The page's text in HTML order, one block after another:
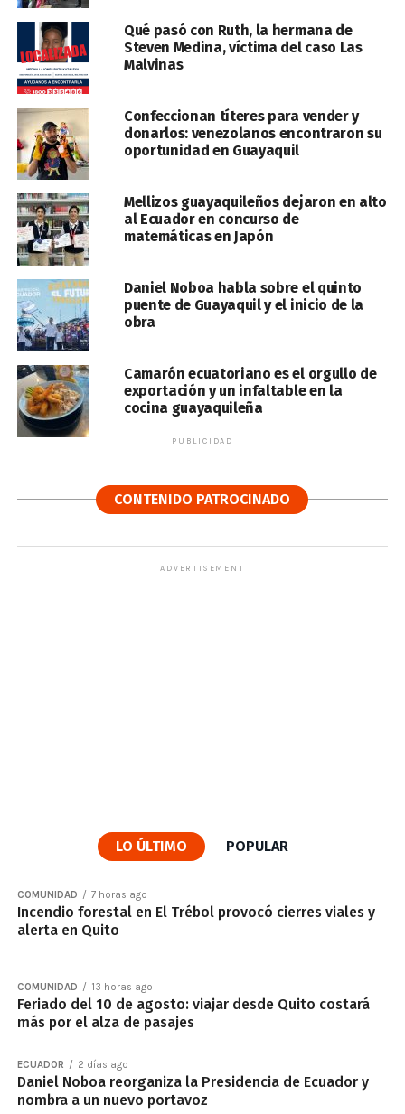
Qué pasó con Ruth, la hermana de
Steven Medina, víctima del caso Las
Malvinas
Confeccionan títeres para vender y
donarlos: venezolanos encontraron su
oportunidad en Guayaquil
Mellizos guayaquileños dejaron en alto
al Ecuador en concurso de
matemáticas en Japón
Daniel Noboa habla sobre el quinto
puente de Guayaquil y el inicio de la
obra
Camarón ecuatoriano es el orgullo de
exportación y un infaltable en la
cocina guayaquileña
PUBLICIDAD
CONTENIDO PATROCINADO
ADVERTISEMENT
LO ÚLTIMO POPULAR
COMUNIDAD 7 horas ago
Incendio forestal en El Trébol provocó cierres viales y
alerta en Quito
COMUNIDAD 13 horas ago
Feriado del 10 de agosto: viajar desde Quito costará
más por el alza de pasajes
ECUADOR 2 días ago
Daniel Noboa reorganiza la Presidencia de Ecuador y
nombra a un nuevo portavoz